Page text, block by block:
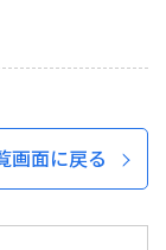
画面に戻る